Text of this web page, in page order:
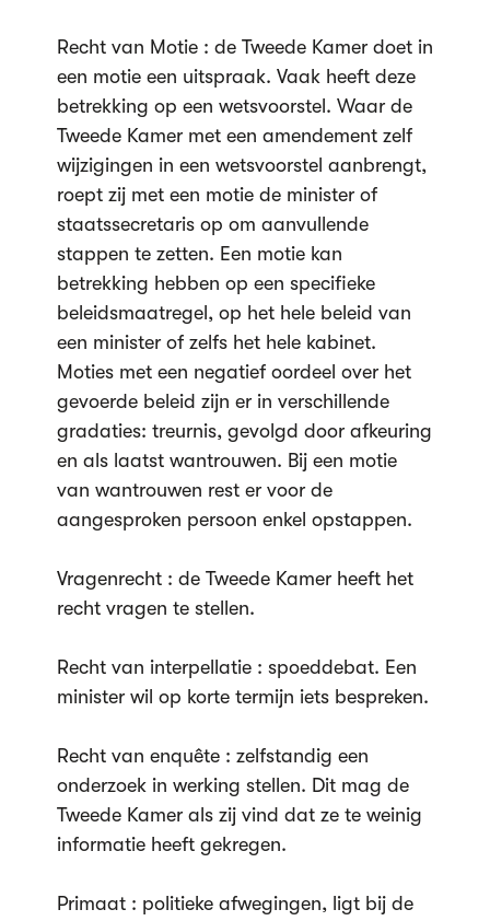
Recht van Motie : de Tweede Kamer doet in
een motie een uitspraak. Vaak heeft deze
betrekking op een wetsvoorstel. Waar de
Tweede Kamer met een amendement zelf
wijzigingen in een wetsvoorstel aanbrengt,
roept zij met een motie de minister of
staatssecretaris op om aanvullende
stappen te zetten. Een motie kan
betrekking hebben op een specifieke
beleidsmaatregel, op het hele beleid van
een minister of zelfs het hele kabinet.
Moties met een negatief oordeel over het
gevoerde beleid zijn er in verschillende
gradaties: treurnis, gevolgd door afkeuring
en als laatst wantrouwen. Bij een motie
van wantrouwen rest er voor de
aangesproken persoon enkel opstappen.
Vragenrecht : de Tweede Kamer heeft het
recht vragen te stellen.
Recht van interpellatie : spoeddebat. Een
minister wil op korte termijn iets bespreken.
Recht van enquête : zelfstandig een
onderzoek in werking stellen. Dit mag de
Tweede Kamer als zij vind dat ze te weinig
informatie heeft gekregen.
Primaat : politieke afwegingen, ligt bij de